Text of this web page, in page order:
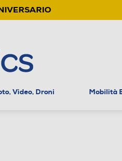
Video, Droni Mobilità